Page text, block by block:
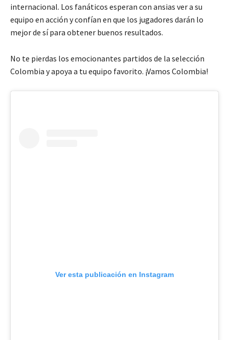
internacional. Los fanáticos esperan con ansias ver a su
equipo en acción y confían en que los jugadores darán lo
mejor de sí para obtener buenos resultados.
No te pierdas los emocionantes partidos de la selección
Colombia y apoya a tu equipo favorito. ¡Vamos Colombia!
Ver esta publicación en Instagram